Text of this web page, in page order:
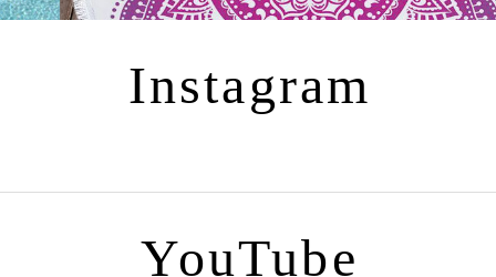
Instagram
YouTube